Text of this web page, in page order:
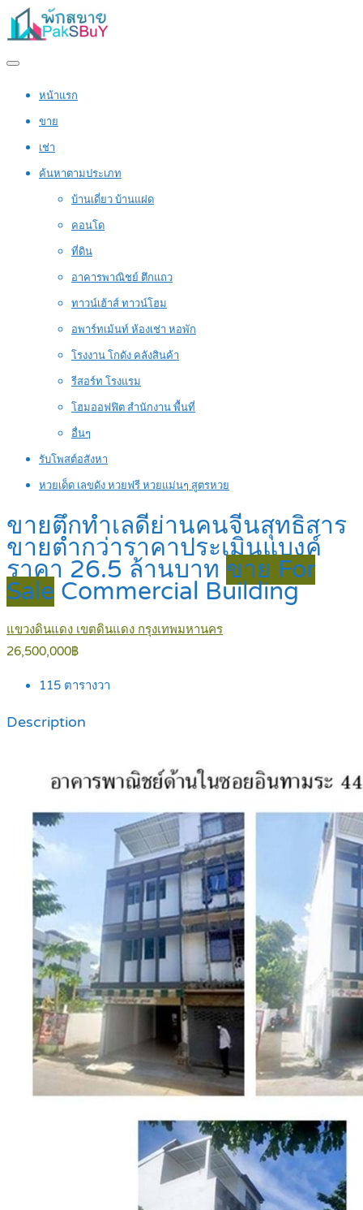
หน้าแรก
ขาย
เช่า
ค้นหาตามประเภท
บ้านเดี่ยว บ้านแฝด
คอนโด
ที่ดิน
อาคารพาณิชย์ ตึกแถว
ทาวน์เฮ้าส์ ทาวน์โฮม
อพาร์ทเม้นท์ ห้องเช่า หอพัก
โรงงาน โกดัง คลังสินค้า
รีสอร์ท โรงแรม
โฮมออฟฟิต สำนักงาน พื้นที่
อื่นๆ
รับโพสต์อสังหา
หวยเด็ด เลขดัง หวยฟรี หวยแม่นๆ สูตรหวย
ขายตึกทำเลดีย่านคนจีนสุทธิสาร
ขายต่ำกว่าราคาประเมินแบงค์
ราคา 26.5 ล้านบาท ขาย For
Sale Commercial Building
แขวงดินแดง เขตดินแดง กรุงเทพมหานคร
26,500,000฿
115 ตารางวา
Description